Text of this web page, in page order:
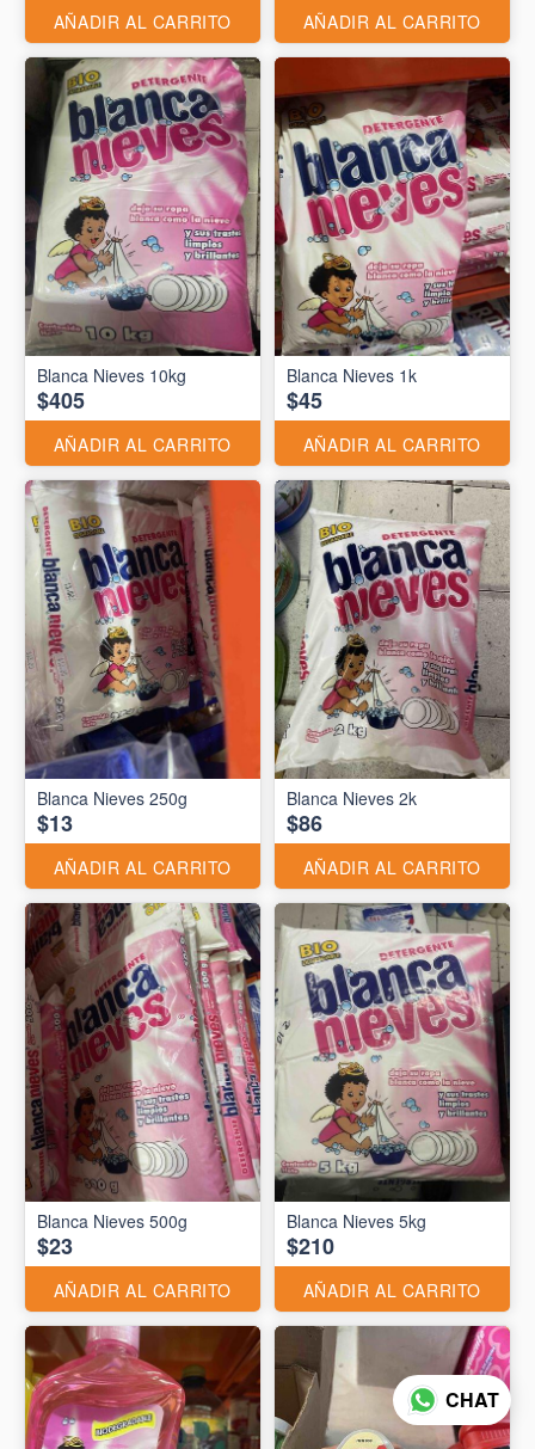
AÑADIR AL CARRITO AÑADIR AL CARRITO
Blanca Nieves 10kg
$405
AÑADIR AL CARRITO
Blanca Nieves 1k
$45
AÑADIR AL CARRITO
Blanca Nieves 250g
$13
AÑADIR AL CARRITO
Blanca Nieves 2k
$86
AÑADIR AL CARRITO
Blanca Nieves 500g
$23
AÑADIR AL CARRITO
Blanca Nieves 5kg
$210
AÑADIR AL CARRITO
CHAT